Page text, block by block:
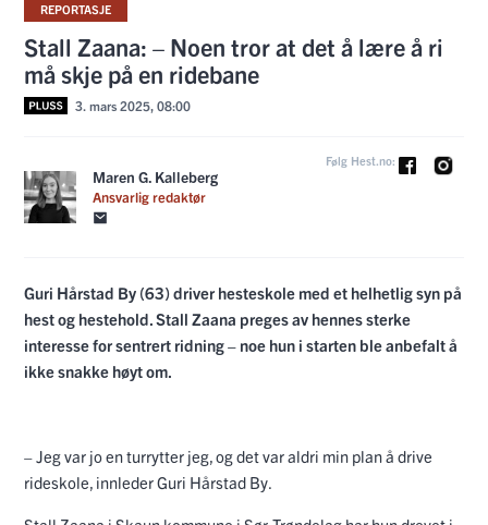
REPORTASJE
Stall Zaana: – Noen tror at det å lære å ri
må skje på en ridebane
3. mars 2025, 08:00
Maren G. Kalleberg
Ansvarlig redaktør
Følg Hest.no:
Guri Hårstad By (63) driver hesteskole med et helhetlig syn på
hest og hestehold. Stall Zaana preges av hennes sterke
interesse for sentrert ridning – noe hun i starten ble anbefalt å
ikke snakke høyt om.
– Jeg var jo en turrytter jeg, og det var aldri min plan å drive
rideskole, innleder Guri Hårstad By.